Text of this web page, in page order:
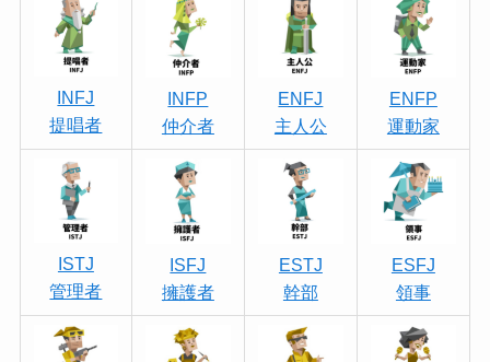
INFJ
提唱者
INFP
仲介者
ENFJ
主人公
ENFP
運動家
ISTJ
管理者
ISFJ
擁護者
ESTJ
幹部
ESFJ
領事